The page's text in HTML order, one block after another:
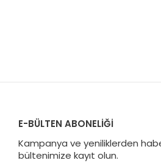
E-BÜLTEN ABONELİĞİ
Kampanya ve yeniliklerden
bültenimize kayıt olun.